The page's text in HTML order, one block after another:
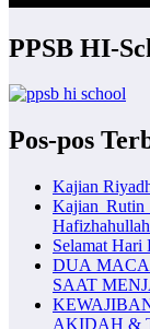
PPSB HI-
Pos-pos
Kajian
Kajian Rutin
Selamat Hari
DUA
SAAT
AKIDAH &